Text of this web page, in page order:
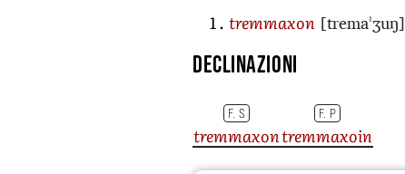
tremmaxon [tremaˈʒuŋ]
Declinazioni
F. S F. P
tremmaxontremmaxoin